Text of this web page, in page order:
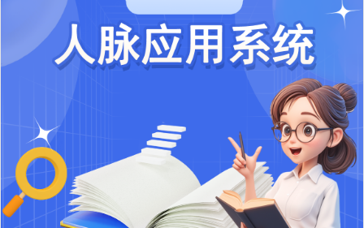
加入购物车
余额应用
积分商城应用
￥2699
加入购物车